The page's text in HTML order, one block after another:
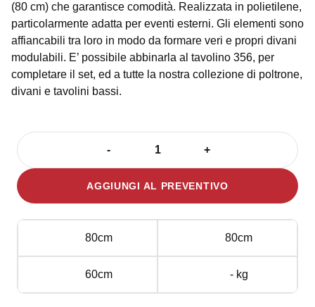
(80 cm) che garantisce comodità. Realizzata in polietilene,
particolarmente adatta per eventi esterni. Gli elementi sono
affiancabili tra loro in modo da formare veri e propri divani
modulabili. E’ possibile abbinarla al tavolino 356, per
completare il set, ed a tutte la nostra collezione di poltrone,
divani e tavolini bassi.
-
Poltrona
Bianca
+
AGGIUNGI AL PREVENTIVO
80cm 80cm
60cm - kg